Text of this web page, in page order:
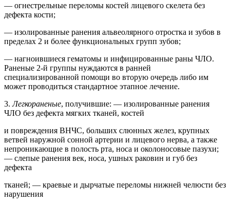
— огнестрельные переломы костей лицевого скелета без
дефекта кости;
— изолированные ранения альвеолярного отростка и зубов в
пределах 2 и более функциональных групп зубов;
— нагноившиеся гематомы и инфицированные раны ЧЛО.
Раненые 2-й группы нуждаются в ранней
специализированной помощи во вторую очередь либо им
может проводиться стандартное этапное лечение.
3.Легкораненые, получившие: — изолированные ранения
ЧЛО без дефекта мягких тканей, костей
и повреждения ВНЧС, больших слюнных желез, крупных
ветвей наружной сонной артерии и лицевого нерва, а также
непроникающие в полость рта, носа и околоносовые пазухи;
— слепые ранения век, носа, ушных раковин и губ без
дефекта
тканей; — краевые и дырчатые переломы нижней челюсти без
нарушения